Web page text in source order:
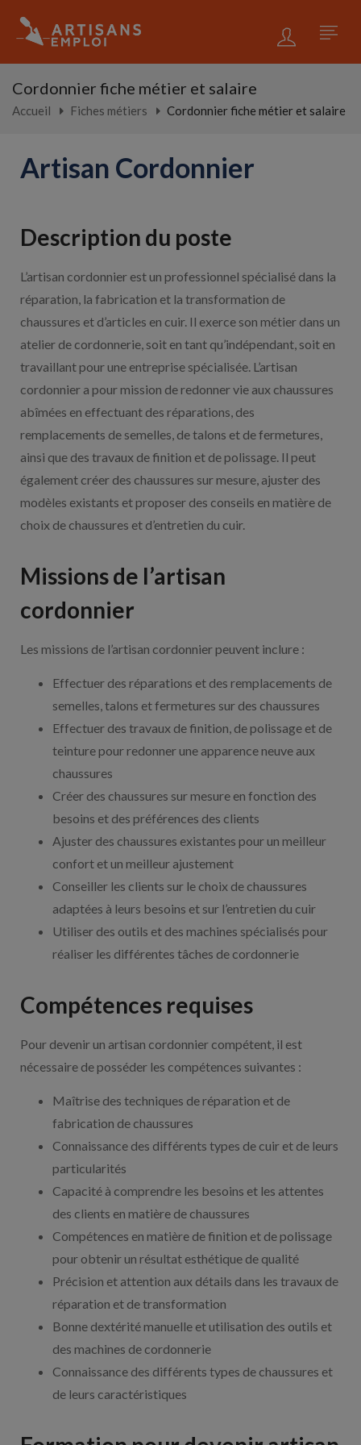
Cordonnier fiche métier et salaire
Accueil Fiches métiers Cordonnier fiche métier et salaire
Artisan Cordonnier
Description du poste
L’artisan cordonnier est un professionnel spécialisé dans la
réparation, la fabrication et la transformation de
chaussures et d’articles en cuir. Il exerce son métier dans un
atelier de cordonnerie, soit en tant qu’indépendant, soit en
travaillant pour une entreprise spécialisée. L’artisan
cordonnier a pour mission de redonner vie aux chaussures
abîmées en effectuant des réparations, des
remplacements de semelles, de talons et de fermetures,
ainsi que des travaux de finition et de polissage. Il peut
également créer des chaussures sur mesure, ajuster des
modèles existants et proposer des conseils en matière de
choix de chaussures et d’entretien du cuir.
Missions de l’artisan
cordonnier
Les missions de l’artisan cordonnier peuvent inclure :
Effectuer des réparations et des remplacements de
semelles, talons et fermetures sur des chaussures
Effectuer des travaux de finition, de polissage et de
teinture pour redonner une apparence neuve aux
chaussures
Créer des chaussures sur mesure en fonction des
besoins et des préférences des clients
Ajuster des chaussures existantes pour un meilleur
confort et un meilleur ajustement
Conseiller les clients sur le choix de chaussures
adaptées à leurs besoins et sur l’entretien du cuir
Utiliser des outils et des machines spécialisés pour
réaliser les différentes tâches de cordonnerie
Compétences requises
Pour devenir un artisan cordonnier compétent, il est
nécessaire de posséder les compétences suivantes :
Maîtrise des techniques de réparation et de
fabrication de chaussures
Connaissance des différents types de cuir et de leurs
particularités
Capacité à comprendre les besoins et les attentes
des clients en matière de chaussures
Compétences en matière de finition et de polissage
pour obtenir un résultat esthétique de qualité
Précision et attention aux détails dans les travaux de
réparation et de transformation
Bonne dextérité manuelle et utilisation des outils et
des machines de cordonnerie
Connaissance des différents types de chaussures et
de leurs caractéristiques